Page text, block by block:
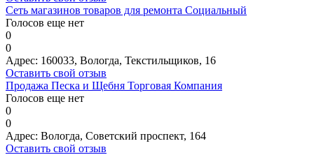
Сеть магазинов товаров для ремонта Социальный
Голосов еще нет
0
0
Адрес: 160033, Вологда, Текстильщиков, 16
Оставить свой отзыв
Продажа Песка и Щебня Торговая Компания
Голосов еще нет
0
0
Адрес: Вологда, Советский проспект, 164
Оставить свой отзыв